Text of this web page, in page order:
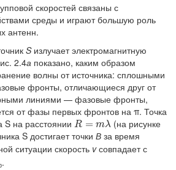
скоростей связаны с
среды и играют большую роль
антенн.
Sизлучает электромагнитную
2.4а показано, каким образом
волны от источника: сплошными
фронты, отличающиеся друг от
линиями — фазовые фронты,
от фазы первых фронтов на π. Точка
S на расстоянии R = mλ
R= m λ
(на рисунке
S достигает точки В за время
ситуации скорость vсовпадает с
.